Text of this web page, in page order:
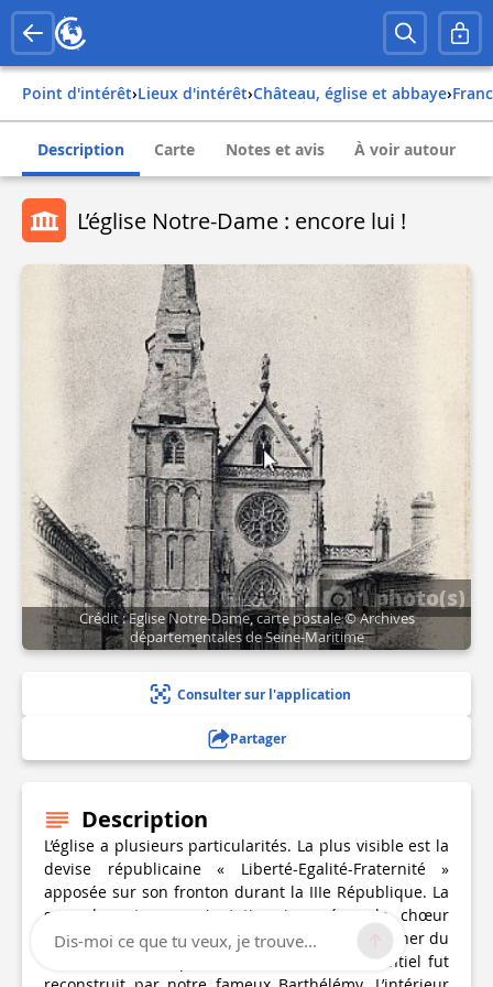
Point d'intérêt› Lieux d'intérêt› Château, église et abbaye›
Description Carte Notes et avis À voir autour
L’église Notre-Dame : encore lui !
1 photo(s)
Crédit : Eglise Notre-Dame, carte postale © Archives
départementales de Seine-Maritime
Consulter sur l'application
Partager
Description
L’église a plusieurs particularités. La plus visible est la
devise républicaine « Liberté-Egalité-Fraternité »
apposée sur son fronton durant la IIIe République. La
seconde est son orientation inversée : le chœur
regarde vers l’Ouest ! Si l’église conserve un clocher du
12e siècle et des parties du 16e siècle, l’essentiel fut
Dis-moi ce que tu veux, je trouve...